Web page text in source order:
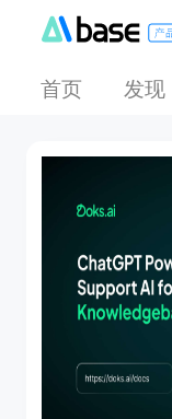
首页 发现